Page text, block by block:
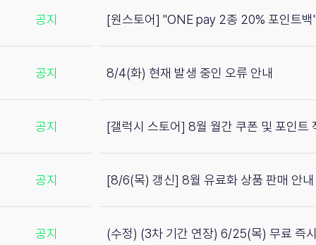
공지 [원스토어] "ONE pay 2종 20% 포인트백
공지 8/4(화) 현재 발생 중인 오류 안내
공지 [갤럭시 스토어] 8월 월간 쿠폰 및 포인트
공지 [8/6(목) 갱신] 8월 유료화 상품 판매 안내
공지 (수정) (3차 기간 연장) 6/25(목) 무료 즉